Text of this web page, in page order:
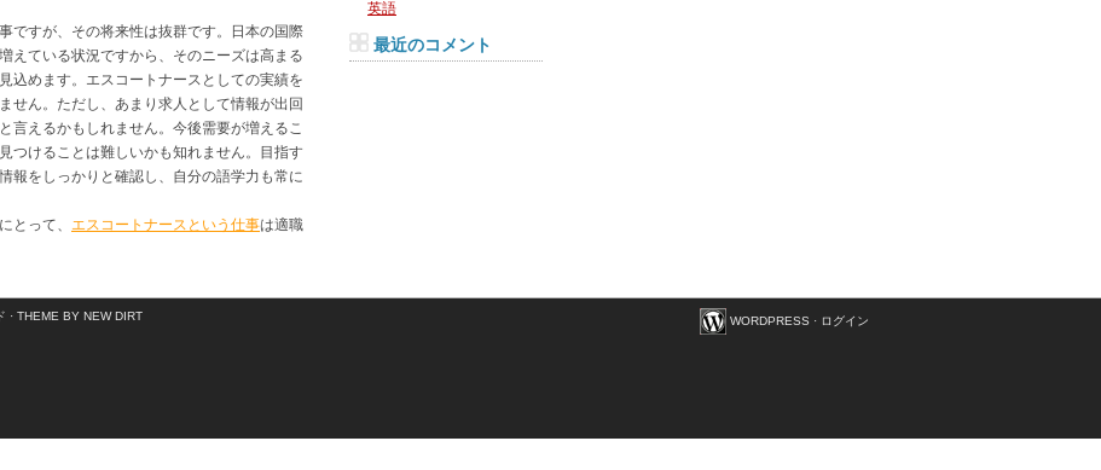
ですが、その将来性は抜群です。日本の国際
えている状況ですから、そのニーズは高まる
込めます。エスコートナースとしての実績を
せん。ただし、あまり求人として情報が出回
言えるかもしれません。今後需要が増えるこ
つけることは難しいかも知れません。目指す
報をしっかりと確認し、自分の語学力も常に
とって、 エスコートナースという仕事は適職
英語
最近のコメント
· THEME BY NEW DIRT WORDPRESS · ログイン